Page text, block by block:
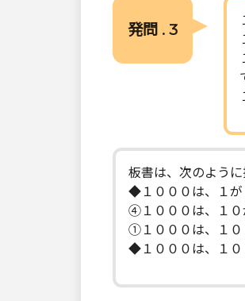
発問 . 3
板書は、次のように
◆１０００は、１が
④１０００は、１０
①１０００は、１０
◆１０００は、１０